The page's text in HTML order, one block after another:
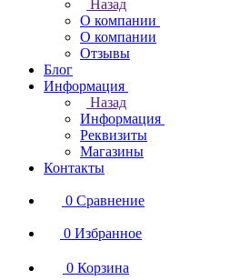
Назад
О компании
О компании
Отзывы
Блог
Информация
Назад
Информация
Реквизиты
Магазины
Контакты
0 Сравнение
0 Избранное
0 Корзина